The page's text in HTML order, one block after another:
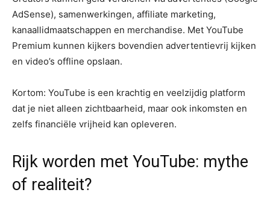
AdSense), samenwerkingen, affiliate marketing,
kanaallidmaatschappen en merchandise. Met YouTube
Premium kunnen kijkers bovendien advertentievrij kijken
en video’s offline opslaan.
Kortom: YouTube is een krachtig en veelzijdig platform
dat je niet alleen zichtbaarheid, maar ook inkomsten en
zelfs financiële vrijheid kan opleveren.
Rijk worden met YouTube: mythe
of realiteit?